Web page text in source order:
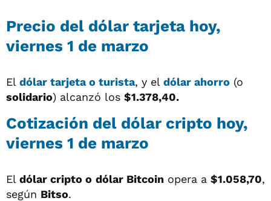
Precio del dólar tarjeta hoy,
viernes 1 de marzo
El dólar tarjeta o turista, y el dólar ahorro (o
solidario) alcanzó los $1.378,40.
Cotización del dólar cripto hoy,
viernes 1 de marzo
El dólar cripto o dólar Bitcoin opera a $1.058,70,
según Bitso.